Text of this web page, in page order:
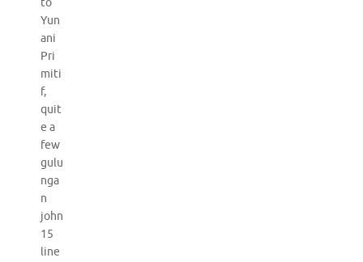
to
Yun
ani
Pri
miti
f,
quit
e a
few
gulu
nga
n
john
15
line